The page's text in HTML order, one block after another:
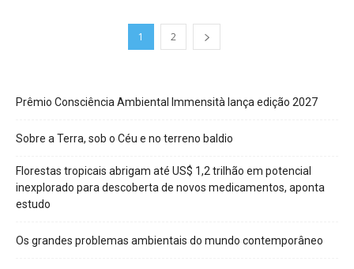
1 2
Prêmio Consciência Ambiental Immensità lança edição 2027
Sobre a Terra, sob o Céu e no terreno baldio
Florestas tropicais abrigam até US$ 1,2 trilhão em potencial
inexplorado para descoberta de novos medicamentos, aponta
estudo
Os grandes problemas ambientais do mundo contemporâneo